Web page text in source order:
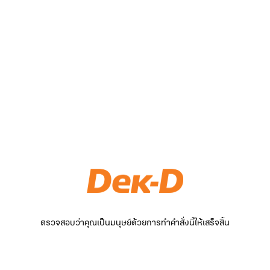
ตรวจสอบว่าคุณเป็นมนุษย์ด้วยการทำคำสั่งนี้ให้เสร็จสิ้น